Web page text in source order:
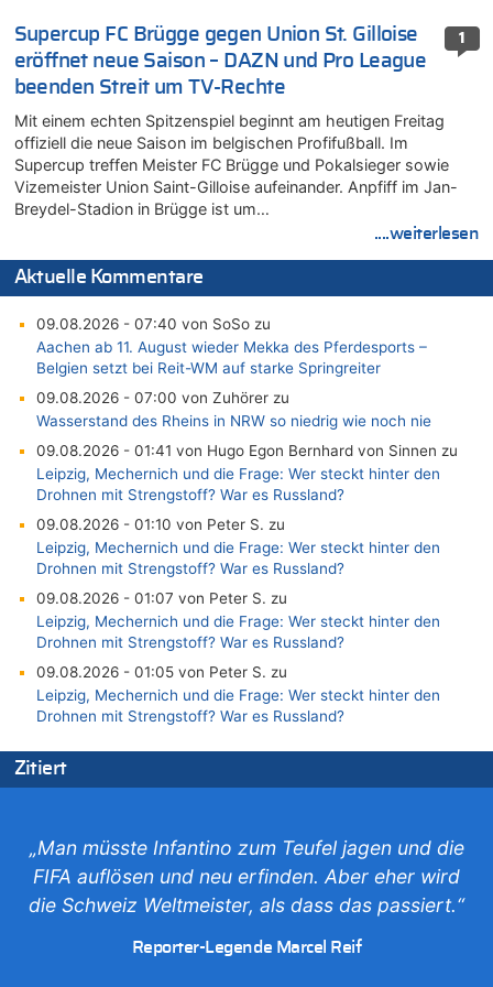
1
Supercup FC Brügge gegen Union St. Gilloise
eröffnet neue Saison – DAZN und Pro League
beenden Streit um TV-Rechte
Mit einem echten Spitzenspiel beginnt am heutigen Freitag
offiziell die neue Saison im belgischen Profifußball. Im
Supercup treffen Meister FC Brügge und Pokalsieger sowie
Vizemeister Union Saint-Gilloise aufeinander. Anpfiff im Jan-
Breydel-Stadion in Brügge ist um…
....weiterlesen
Aktuelle Kommentare
09.08.2026 - 07:40 von SoSo zu
Aachen ab 11. August wieder Mekka des Pferdesports –
Belgien setzt bei Reit-WM auf starke Springreiter
09.08.2026 - 07:00 von Zuhörer zu
Wasserstand des Rheins in NRW so niedrig wie noch nie
09.08.2026 - 01:41 von Hugo Egon Bernhard von Sinnen zu
Leipzig, Mechernich und die Frage: Wer steckt hinter den
Drohnen mit Strengstoff? War es Russland?
09.08.2026 - 01:10 von Peter S. zu
Leipzig, Mechernich und die Frage: Wer steckt hinter den
Drohnen mit Strengstoff? War es Russland?
09.08.2026 - 01:07 von Peter S. zu
Leipzig, Mechernich und die Frage: Wer steckt hinter den
Drohnen mit Strengstoff? War es Russland?
09.08.2026 - 01:05 von Peter S. zu
Leipzig, Mechernich und die Frage: Wer steckt hinter den
Drohnen mit Strengstoff? War es Russland?
Zweite Hitzewelle in diesem Sommer ist jetzt amtlich
08.08.2026 - 22:39 von Hugo Egon Bernhard von Sinnen zu
Politischer Eklat bei der Gedenkfeier in Marcinelle – Meloni:
„Schwerwiegende und beschämende Geste“
Politischer Eklat bei der Gedenkfeier in Marcinelle – Meloni:
Zitiert
„Man müsste Infantino zum Teufel jagen und die
FIFA auflösen und neu erfinden. Aber eher wird
die Schweiz Weltmeister, als dass das passiert.“
Reporter-Legende Marcel Reif